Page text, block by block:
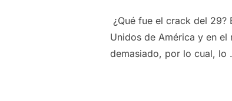
¿Qué fue el crack del
Unidos de América y en
demasiado, por lo cual, lo